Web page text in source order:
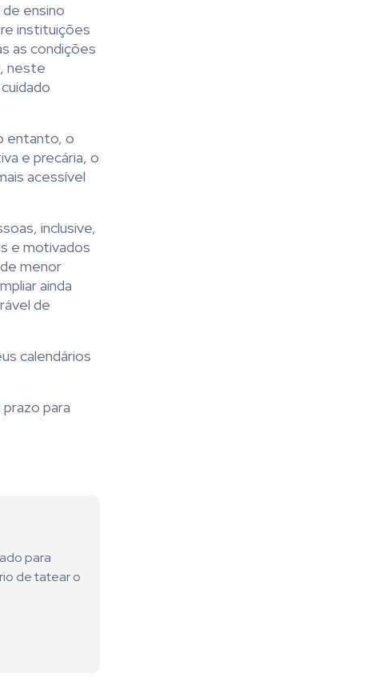
ensino
instituições
as condições
neste
entanto, o
e precária, o
acessível
inclusive,
e motivados
menor
ainda
de
calendários
para
para
de tatear o